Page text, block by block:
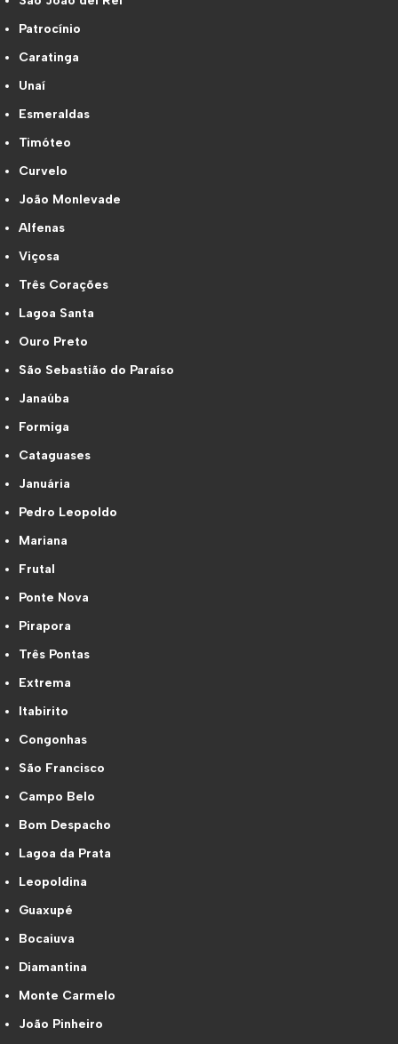
Patrocínio
Caratinga
Unaí
Esmeraldas
Timóteo
Curvelo
João Monlevade
Alfenas
Viçosa
Três Corações
Lagoa Santa
Ouro Preto
São Sebastião do Paraíso
Janaúba
Formiga
Cataguases
Januária
Pedro Leopoldo
Mariana
Frutal
Ponte Nova
Pirapora
Três Pontas
Extrema
Itabirito
Congonhas
São Francisco
Campo Belo
Bom Despacho
Lagoa da Prata
Leopoldina
Guaxupé
Bocaiuva
Diamantina
Monte Carmelo
João Pinheiro